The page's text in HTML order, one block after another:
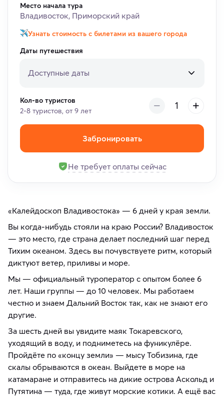
Место начала тура
Владивосток, Приморский край
Узнать стоимость с билетами из вашего города
Даты путешествия
Доступные даты
Кол-во туристов
2-8 туристов, от 9 лет
Забронировать
Не требует оплаты сейчас
«Калейдоскоп Владивостока» — 6 дней у края земли.
Вы когда-нибудь стояли на краю России? Владивосток
— это место, где страна делает последний шаг перед
Тихим океаном. Здесь вы почувствуете ритм, который
диктуют ветер, приливы и море.
Мы — официальный туроператор с опытом более 6
лет. Наши группы — до 10 человек. Мы работаем
честно и знаем Дальний Восток так, как не знают его
другие.
За шесть дней вы увидите маяк Токаревского,
уходящий в воду, и подниметесь на фуникулёре.
Пройдёте по «концу земли» — мысу Тобизина, где
скалы обрываются в океан. Выйдете в море на
катамаране и отправитесь на дикие острова Аскольд и
Путятина — туда, где живут морские котики. А ещё вас